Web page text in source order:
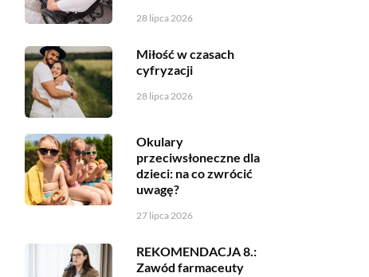
28 lipca 2026
Miłość w czasach
cyfryzacji
28 lipca 2026
Okulary
przeciwsłoneczne dla
dzieci: na co zwrócić
uwagę?
27 lipca 2026
REKOMENDACJA 8.:
Zawód farmaceuty